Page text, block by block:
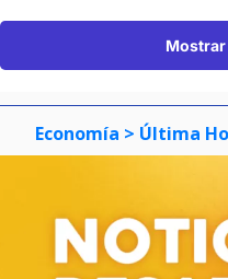
Economía > Última